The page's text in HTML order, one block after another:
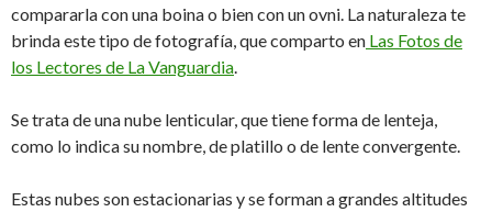
compararla con una boina o bien con un ovni. La naturaleza te
brinda este tipo de fotografía, que comparto en Las Fotos de
los Lectores de La Vanguardia.
Se trata de una nube lenticular, que tiene forma de lenteja,
como lo indica su nombre, de platillo o de lente convergente.
Estas nubes son estacionarias y se forman a grandes altitudes